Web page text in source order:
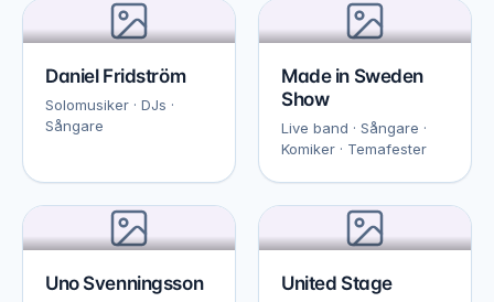
Daniel Fridström
Solomusiker · DJs ·
Sångare
Made in Sweden
Show
Live band · Sångare ·
Komiker · Temafester
Uno Svenningsson United Stage